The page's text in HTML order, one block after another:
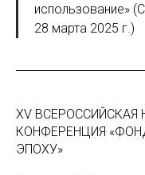
использование»
28 марта 2025 г.)
XV ВСЕРОССИЙСКАЯ
КОНФЕРЕНЦИЯ
ЭПОХУ»